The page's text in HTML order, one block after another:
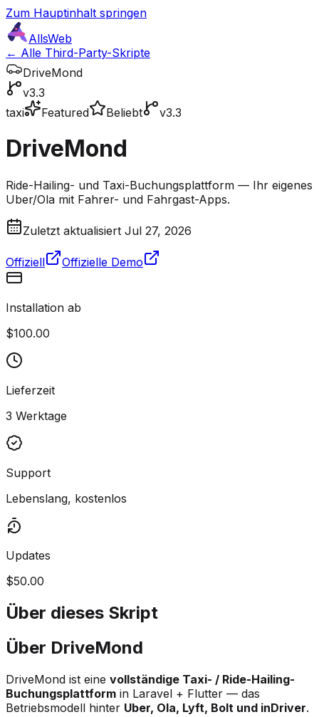
Zum Hauptinhalt springen
AllsWeb
← Alle Third-Party-Skripte
DriveMond
v3.3
taxi
Featured Beliebt v3.3
DriveMond
Ride-Hailing- und Taxi-Buchungsplattform — Ihr eigenes
Uber/Ola mit Fahrer- und Fahrgast-Apps.
Zuletzt aktualisiert Jul 27, 2026
Offiziell Offizielle Demo
Installation ab
$100.00
Lieferzeit
3 Werktage
Support
Lebenslang, kostenlos
Updates
$50.00
Über dieses Skript
Über DriveMond
DriveMond ist eine vollständige Taxi- / Ride-Hailing-
Buchungsplattform in Laravel + Flutter — das
Betriebsmodell hinter Uber, Ola, Lyft, Bolt und inDriver.